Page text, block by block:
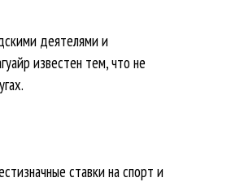
деятелями и
известен тем, что не
ставки на спорт и